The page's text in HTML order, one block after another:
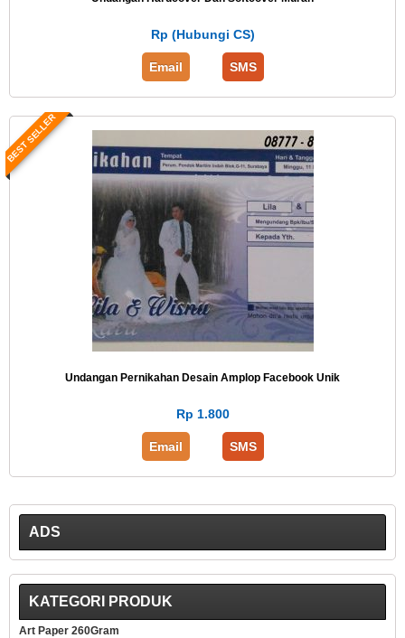
Rp (Hubungi CS)
Email SMS
BEST SELLER
Undangan Pernikahan Desain Amplop Facebook Unik
Rp 1.800
Email SMS
ADS
KATEGORI PRODUK
Art Paper 260Gram